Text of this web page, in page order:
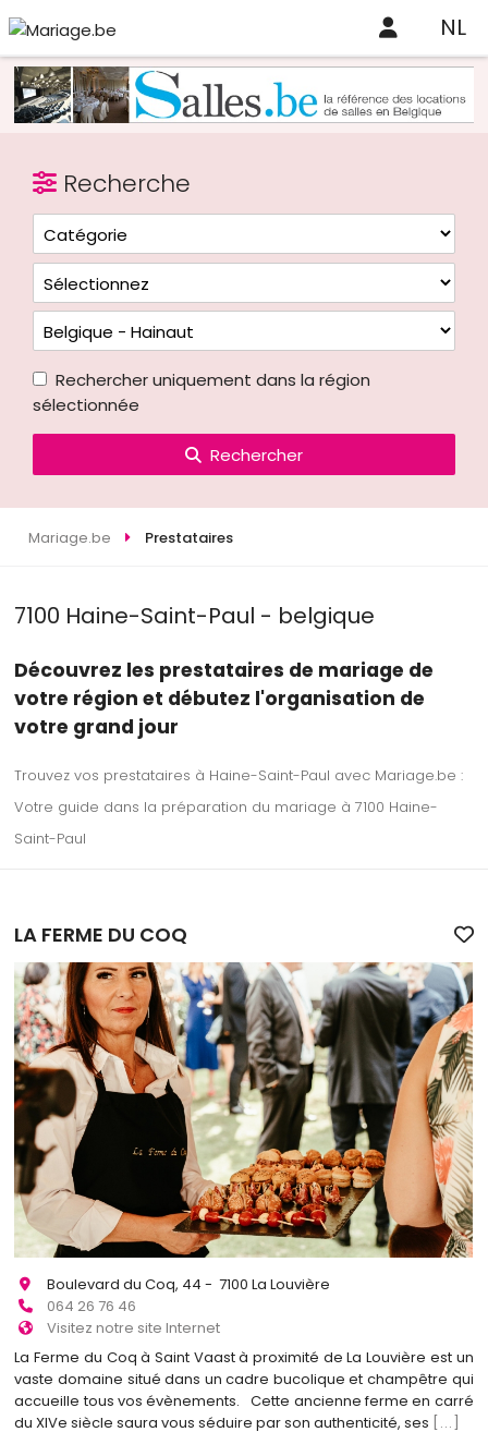
NL
Recherche
Rechercher uniquement dans la région
sélectionnée
Rechercher
Mariage.be Prestataires
7100 Haine-Saint-Paul - belgique
Découvrez les prestataires de mariage de
votre région et débutez l'organisation de
votre grand jour
Trouvez vos prestataires à Haine-Saint-Paul avec Mariage.be :
Votre guide dans la préparation du mariage à 7100 Haine-
Saint-Paul
LA FERME DU COQ
Boulevard du Coq, 44 - 7100 La Louvière
064 26 76 46
Visitez notre site Internet
La Ferme du Coq à Saint Vaast à proximité de La Louvière est un
vaste domaine situé dans un cadre bucolique et champêtre qui
accueille tous vos évènements. Cette ancienne ferme en carré
du XIVe siècle saura vous séduire par son authenticité, ses [...]